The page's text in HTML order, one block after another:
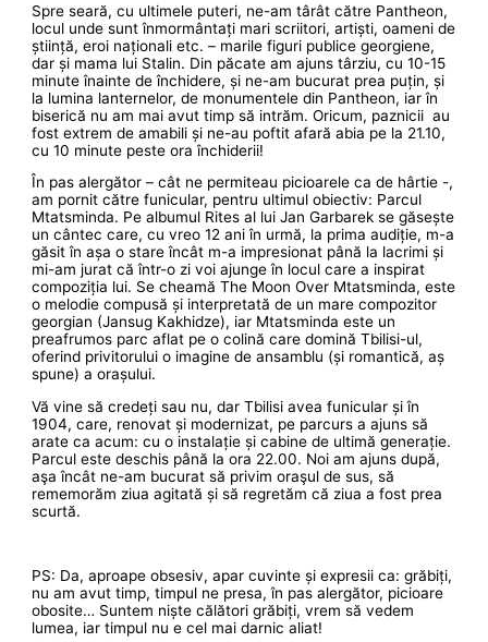
Spre seară, cu ultimele puteri, ne-am târât către Pantheon,
locul unde sunt înmormântați mari scriitori, artiști, oameni de
știință, eroi naționali etc. – marile figuri publice georgiene,
dar și mama lui Stalin. Din păcate am ajuns târziu, cu 10-15
minute înainte de închidere, și ne-am bucurat prea puțin, și
la lumina lanternelor, de monumentele din Pantheon, iar în
biserică nu am mai avut timp să intrăm. Oricum, paznicii au
fost extrem de amabili și ne-au poftit afară abia pe la 21.10,
cu 10 minute peste ora închiderii!
În pas alergător – cât ne permiteau picioarele ca de hârtie -,
am pornit către funicular, pentru ultimul obiectiv: Parcul
Mtatsminda. Pe albumul Rites al lui Jan Garbarek se găsește
un cântec care, cu vreo 12 ani în urmă, la prima audiție, m-a
găsit în așa o stare încât m-a impresionat până la lacrimi și
mi-am jurat că într-o zi voi ajunge în locul care a inspirat
compoziția lui. Se cheamă The Moon Over Mtatsminda, este
o melodie compusă și interpretată de un mare compozitor
georgian (Jansug Kakhidze), iar Mtatsminda este un
preafrumos parc aflat pe o colină care domină Tbilisi-ul,
oferind privitorului o imagine de ansamblu (și romantică, aș
spune) a orașului.
Vă vine să credeți sau nu, dar Tbilisi avea funicular și în
1904, care, renovat și modernizat, pe parcurs a ajuns să
arate ca acum: cu o instalație și cabine de ultimă generație.
Parcul este deschis până la ora 22.00. Noi am ajuns după,
aşa încât ne-am bucurat să privim oraşul de sus, să
rememorăm ziua agitată și să regretăm că ziua a fost prea
scurtă.
PS: Da, aproape obsesiv, apar cuvinte și expresii ca: grăbiți,
nu am avut timp, timpul ne presa, în pas alergător, picioare
obosite… Suntem niște călători grăbiți, vrem să vedem
lumea, iar timpul nu e cel mai darnic aliat!